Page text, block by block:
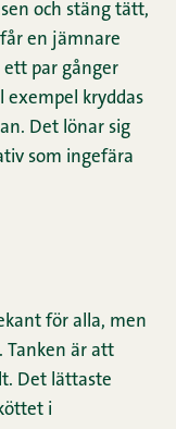
och stäng tätt,
en jämnare
ett par gånger
exempel kryddas
Det lönar sig
som ingefära
för alla, men
Tanken är att
Det lättaste
i